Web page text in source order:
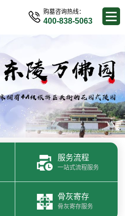
购墓咨询热线：
400-838-5063
服务流程
一站式流程服务
骨灰寄存
骨灰寄存服务